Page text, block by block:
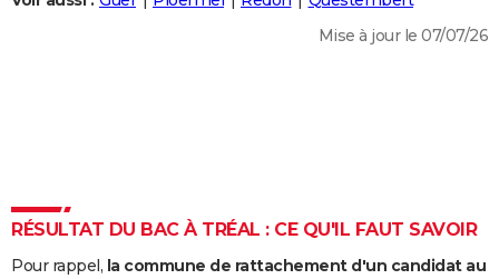
DICTIONNAIRE
Mise à jour le 07/07/26
RÉSULTAT DU BAC À TRÉAL : CE QU'IL FAUT SAVOIR
Pour rappel, la commune de rattachement d'un candidat au